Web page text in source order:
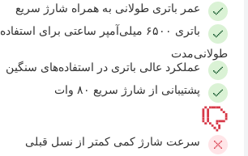
عمر باتری طولانی به همراه شارژ سریع
باتری ۶۵۰۰ میلی‌آمپر ساعتی برای استفاده
طولانی‌مدت
عملکرد عالی باتری در استفاده‌های سنگین
پشتیبانی از شارژ سریع ۸۰ وات
سرعت شارژ کمی کمتر از نسل قبلی